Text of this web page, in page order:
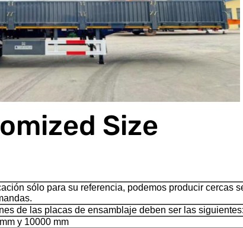
sólo para su referencia, podemos producir cercas
de las placas de ensamblaje deben ser las siguientes:
y 10000 mm